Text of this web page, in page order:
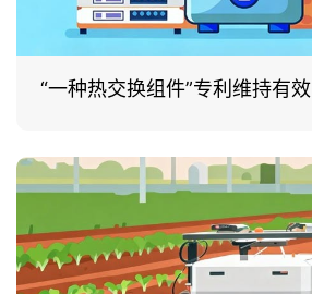
“一种热交换组件”专利维持有效